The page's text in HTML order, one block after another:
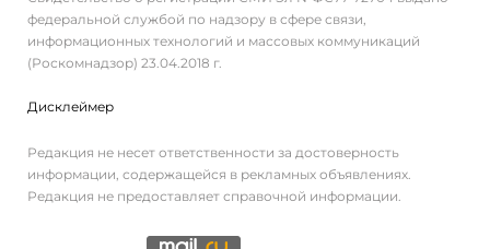
федеральной службой по надзору в сфере связи,
информационных технологий и массовых коммуникаций
(Роскомнадзор) 23.04.2018 г.
Дисклеймер
Редакция не несет ответственности за достоверность
информации, содержащейся в рекламных объявлениях.
Редакция не предоставляет справочной информации.